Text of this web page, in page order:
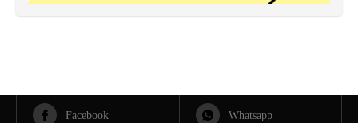
Facebook Whatsapp